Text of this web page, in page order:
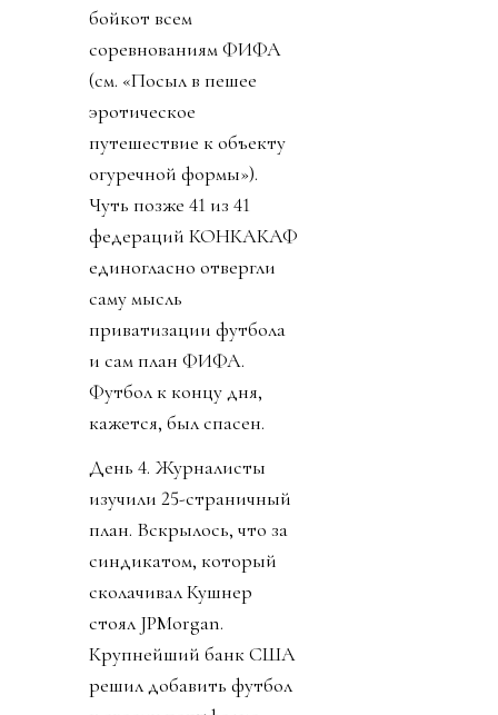
бойкот всем
соревнованиям ФИФА
(см. «Посыл в пешее
эротическое
путешествие к объекту
огуречной формы»).
Чуть позже 41 из 41
федераций КОНКАКАФ
единогласно отвергли
саму мысль
приватизации футбола
и сам план ФИФА.
Футбол к концу дня,
кажется, был спасен.
День 4. Журналисты
изучили 25-страничный
план. Вскрылось, что за
синдикатом, который
сколачивал Кушнер
стоял JPMorgan.
Крупнейший банк США
решил добавить футбол